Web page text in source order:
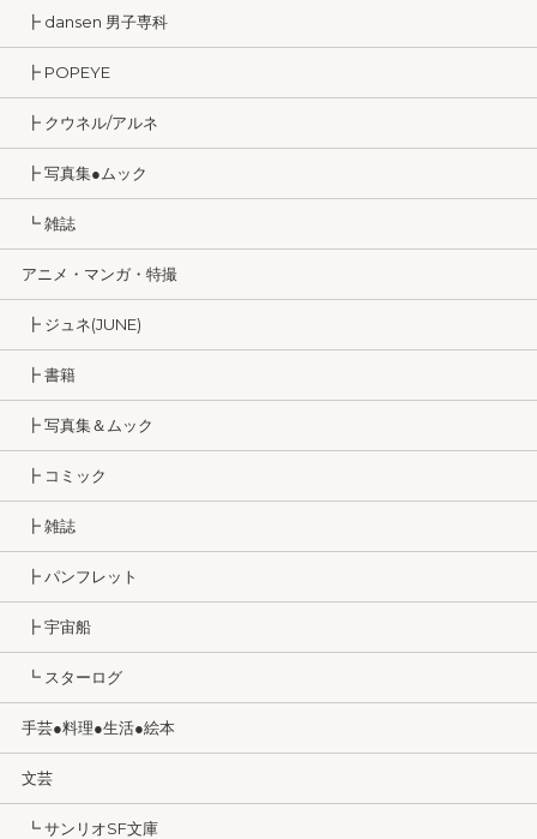
┣ dansen 男子専科
┣ POPEYE
┣ クウネル/アルネ
┣ 写真集●ムック
┗ 雑誌
アニメ・マンガ・特撮
┣ ジュネ(JUNE)
┣ 書籍
┣ 写真集＆ムック
┣ コミック
┣ 雑誌
┣ パンフレット
┣ 宇宙船
┗ スターログ
手芸●料理●生活●絵本
文芸
┗ サンリオSF文庫